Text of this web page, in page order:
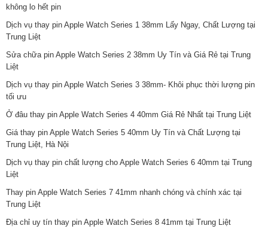
không lo hết pin
Dịch vụ thay pin Apple Watch Series 1 38mm Lấy Ngay, Chất Lượng tại
Trung Liệt
Sửa chữa pin Apple Watch Series 2 38mm Uy Tín và Giá Rẻ tại Trung
Liệt
Dịch vụ thay pin Apple Watch Series 3 38mm- Khôi phục thời lượng pin
tối ưu
Ở đâu thay pin Apple Watch Series 4 40mm Giá Rẻ Nhất tại Trung Liệt
Giá thay pin Apple Watch Series 5 40mm Uy Tín và Chất Lượng tại
Trung Liệt, Hà Nội
Dịch vụ thay pin chất lượng cho Apple Watch Series 6 40mm tại Trung
Liệt
Thay pin Apple Watch Series 7 41mm nhanh chóng và chính xác tại
Trung Liệt
Địa chỉ uy tín thay pin Apple Watch Series 8 41mm tại Trung Liệt